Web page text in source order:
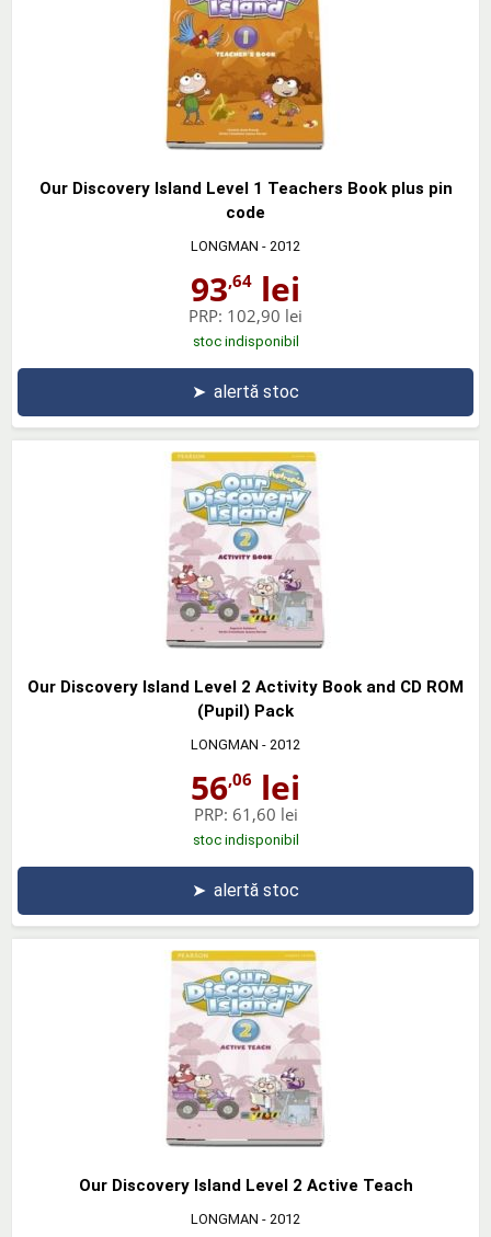
Our Discovery Island Level 1 Teachers Book plus pin
code
LONGMAN - 2012
93,64 lei
PRP: 102,90 lei
stoc indisponibil
➤ alertă stoc
Our Discovery Island Level 2 Activity Book and CD ROM
(Pupil) Pack
LONGMAN - 2012
56,06 lei
PRP: 61,60 lei
stoc indisponibil
➤ alertă stoc
Our Discovery Island Level 2 Active Teach
LONGMAN - 2012